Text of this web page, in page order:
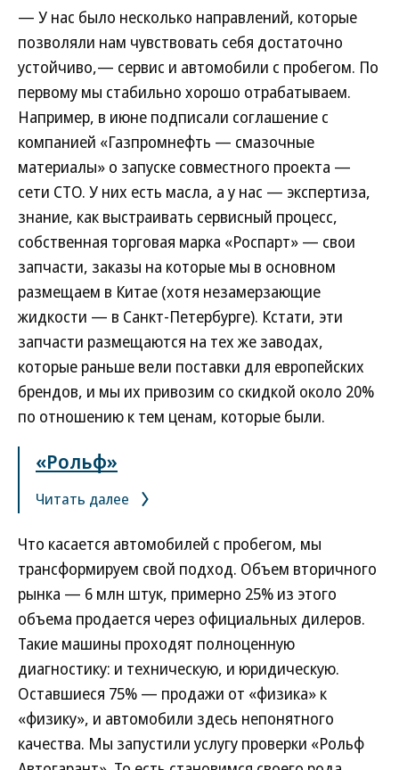
— У нас было несколько направлений, которые
позволяли нам чувствовать себя достаточно
устойчиво,— сервис и автомобили с пробегом. По
первому мы стабильно хорошо отрабатываем.
Например, в июне подписали соглашение с
компанией «Газпромнефть — смазочные
материалы» о запуске совместного проекта —
сети СТО. У них есть масла, а у нас — экспертиза,
знание, как выстраивать сервисный процесс,
собственная торговая марка «Роспарт» — свои
запчасти, заказы на которые мы в основном
размещаем в Китае (хотя незамерзающие
жидкости — в Санкт-Петербурге). Кстати, эти
запчасти размещаются на тех же заводах,
которые раньше вели поставки для европейских
брендов, и мы их привозим со скидкой около 20%
по отношению к тем ценам, которые были.
«Рольф»
Читать далее
Что касается автомобилей с пробегом, мы
трансформируем свой подход. Объем вторичного
рынка — 6 млн штук, примерно 25% из этого
объема продается через официальных дилеров.
Такие машины проходят полноценную
диагностику: и техническую, и юридическую.
Оставшиеся 75% — продажи от «физика» к
«физику», и автомобили здесь непонятного
качества. Мы запустили услугу проверки «Рольф